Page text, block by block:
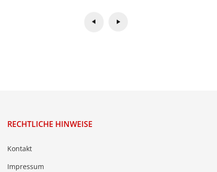
RECHTLICHE HINWEISE
Kontakt
Impressum